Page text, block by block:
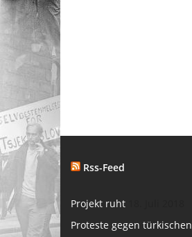
Rss-Feed
Projekt ruht
Proteste gegen türkischen